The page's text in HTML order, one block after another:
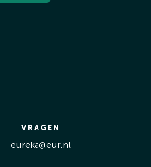
VRAGEN
eureka@eur.nl